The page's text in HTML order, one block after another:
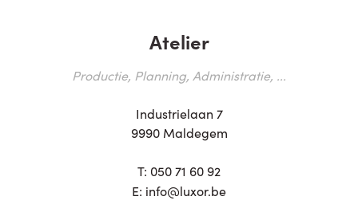
Atelier
Productie, Planning, Administratie, ...
Industrielaan 7
9990 Maldegem
T: 050 71 60 92
E: info@luxor.be